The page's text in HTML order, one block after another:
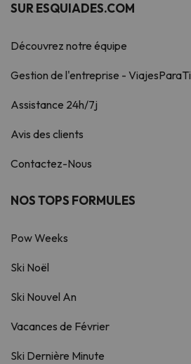
SUR ESQUIADES.COM
Découvrez notre équipe
Gestion de l'entreprise - ViajesParaTi
Assistance 24h/7j
Avis des clients
Contactez-Nous
NOS TOPS FORMULES
Pow Weeks
Ski Noël
Ski Nouvel An
Vacances de Février
Ski Dernière Minute